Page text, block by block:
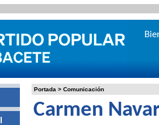
Portada > Comunicación
Carmen